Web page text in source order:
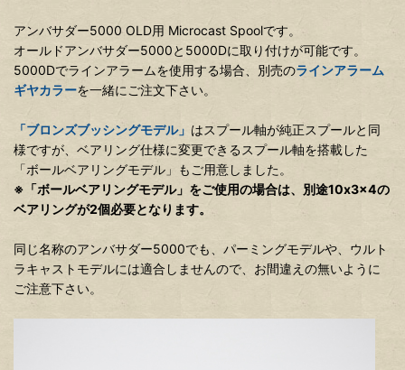
アンバサダー5000 OLD用 Microcast Spoolです。
オールドアンバサダー5000と5000Dに取り付けが可能です。
5000Dでラインアラームを使用する場合、別売のラインアラーム
ギヤカラーを一緒にご注文下さい。
「ブロンズブッシングモデル」 はスプール軸が純正スプールと同
様ですが、ベアリング仕様に変更できるスプール軸を搭載した
「ボールベアリングモデル」もご用意しました。
※「ボールベアリングモデル」をご使用の場合は、別途10x3x4の
ベアリングが2個必要となります。
同じ名称のアンバサダー5000でも、パーミングモデルや、ウルト
ラキャストモデルには適合しませんので、お間違えの無いように
ご注意下さい。